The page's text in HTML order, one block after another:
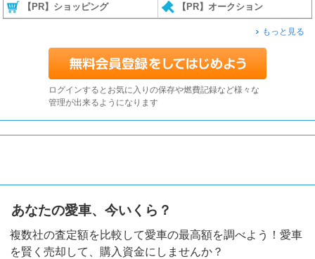
【PR】ショッピング 【PR】オークション
もっと見る
ログインするとお気に入りの保存や燃費記録など様々な
管理が出来るようになります
あなたの愛車、今いくら？
複数社の査定額を比較して愛車の最高額を調べよう！愛車
を賢く売却して、購入資金にしませんか？